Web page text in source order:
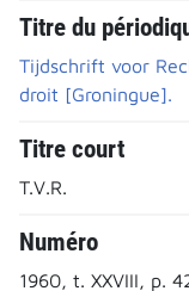
Titre du
Tijdschrift voor
droit [Groningue].
Titre court
T.V.R.
Numéro
1960, t. XXVIII, p.